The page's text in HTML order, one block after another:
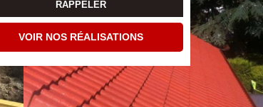
VOIR NOS RÉALISATIONS